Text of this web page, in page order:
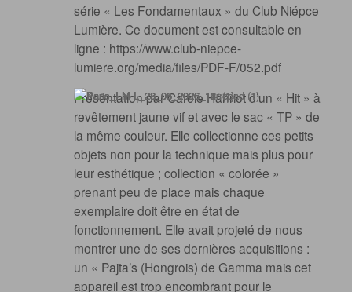
série « Les Fondamentaux » du Club Niépce
Lumière. Ce document est consultable en
ligne : https://www.club-niepce-
lumiere.org/media/files/PDF-F/052.pdf
Présentation par Carole Hanriot d’un « Hit » à
revêtement jaune vif et avec le sac « TP » de
la même couleur. Elle collectionne ces petits
objets non pour la technique mais plus pour
leur esthétique ; collection « colorée »
prenant peu de place mais chaque
exemplaire doit être en état de
fonctionnement. Elle avait projeté de nous
montrer une de ses dernières acquisitions :
un « Pajta’s (Hongrois) de Gamma mais cet
appareil est trop encombrant pour le